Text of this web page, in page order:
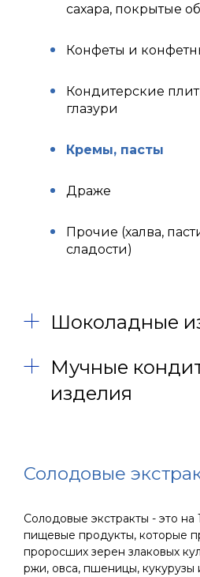
сахара, покрытые
Конфеты и
Кондитерские
глазури
Кремы, пасты
Драже
Прочие (халва,
сладости)
Шоколадные
Мучные
изделия
Солодовые
Солодовые экстракты - это на
пищевые продукты, которые
проросших зерен злаковых
ржи, овса, пшеницы, кукурузы